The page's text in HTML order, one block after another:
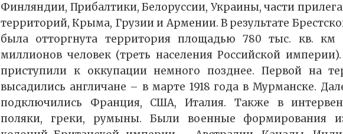
Финляндии, Прибалтики, Белоруссии, Украины, части
территорий, Крыма, Грузии и Армении. В результате
была отторгнута территория площадью 780 тыс. кв. км
миллионов человек (треть населения Российской
приступили к оккупации немного позднее. Первой на
высадились англичане – в марте 1918 года в Мурманске.
подключились Франция, США, Италия. Также в
поляки, греки, румыны. Были военные формирования